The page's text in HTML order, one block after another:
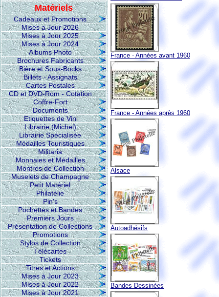
Matériels
Cadeaux et Promotions
Mises a Jour 2026
Mises à Jour 2025
Mises à Jour 2024
Albums Photo
Brochures Fabricants
Bière et Sous-Bocks
Billets - Assignats
Cartes Postales
CD et DVD-Rom - Cotation
Coffre-Fort
Documents
Etiquettes de Vin
Librairie (Michel)
Librairie Spécialisée
Médailles Touristiques
Militaria
Monnaies et Médailles
Montres de Collection
Muselets de Champagne
Petit Matériel
Philatélie
Pin's
Pochettes et Bandes
Premiers Jours
Présentation de Collections
Promotions
Stylos de Collection
Télécartes
Tickets
Titres et Actions
Mises à Jour 2023
Mises à Jour 2022
Mises à Jour 2021
France - Années avant 1960
France - Années après 1960
Alsace
Autoadhésifs
Bandes Dessinées